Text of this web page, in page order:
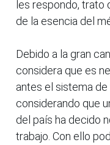
les respondo, trato
de la esencia del
Debido a la gran
considera que es
antes el sistema
considerando que
del país ha decido
trabajo. Con ello